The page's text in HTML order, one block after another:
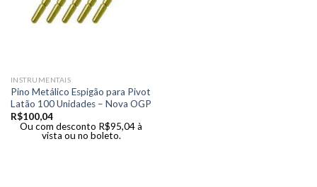
INSTRUMENTAIS
Pino Metálico Espigão para Pivot
Latão 100 Unidades – Nova OGP
R$100,04
Ou com desconto R$95,04à
vista ou no boleto.